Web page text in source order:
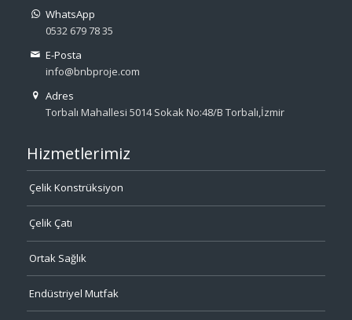
WhatsApp
0532 679 78 35
E-Posta
info@bnbproje.com
Adres
Torbalı Mahallesi 5014 Sokak No:48/B Torbalı,İzmir
Hizmetlerimiz
Çelik Konstrüksiyon
Çelik Çatı
Ortak Sağlık
Endüstriyel Mutfak